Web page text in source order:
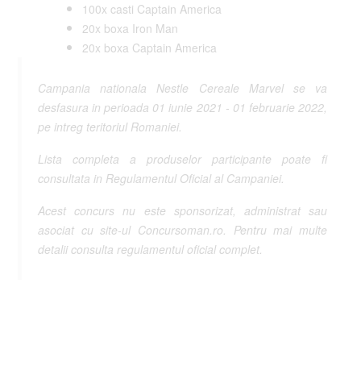
100x casti Captain America
20x boxa Iron Man
20x boxa Captain America
Campania nationala Nestle Cereale Marvel se va
desfasura in perioada 01 iunie 2021 - 01 februarie 2022,
pe intreg teritoriul Romaniei.
Lista completa a produselor participante poate fi
consultata in Regulamentul Oficial al Campaniei.
Acest concurs nu este sponsorizat, administrat sau
asociat cu site-ul Concursoman.ro. Pentru mai multe
detalii consulta regulamentul oficial complet.